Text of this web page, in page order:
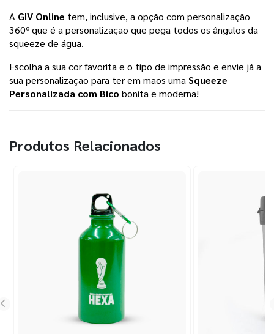
A GIV Online tem, inclusive, a opção com personalização
360º que é a personalização que pega todos os ângulos da
squeeze de água.
Escolha a sua cor favorita e o tipo de impressão e envie já a
sua personalização para ter em mãos uma Squeeze
Personalizada com Bico bonita e moderna!
Produtos Relacionados